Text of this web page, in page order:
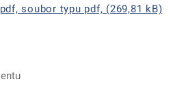
soubor typu pdf, (269,81 kB)